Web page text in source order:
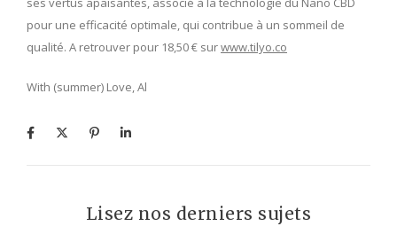
pour une efficacité optimale, qui contribue à un sommeil de
qualité. A retrouver pour 18,50 € surwww.tilyo.co
With (summer) Love, Al
Lisez nos derniers sujets